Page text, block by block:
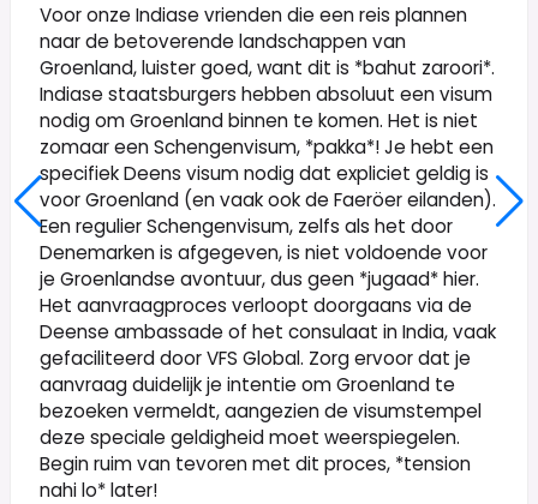
Voor onze Indiase vrienden die een reis plannen
naar de betoverende landschappen van
Groenland, luister goed, want dit is *bahut zaroori*.
Indiase staatsburgers hebben absoluut een visum
nodig om Groenland binnen te komen. Het is niet
zomaar een Schengenvisum, *pakka*! Je hebt een
specifiek Deens visum nodig dat expliciet geldig is
voor Groenland (en vaak ook de Faeröer eilanden).
Een regulier Schengenvisum, zelfs als het door
Denemarken is afgegeven, is niet voldoende voor
je Groenlandse avontuur, dus geen *jugaad* hier.
Het aanvraagproces verloopt doorgaans via de
Deense ambassade of het consulaat in India, vaak
gefaciliteerd door VFS Global. Zorg ervoor dat je
aanvraag duidelijk je intentie om Groenland te
bezoeken vermeldt, aangezien de visumstempel
deze speciale geldigheid moet weerspiegelen.
Begin ruim van tevoren met dit proces, *tension
nahi lo* later!